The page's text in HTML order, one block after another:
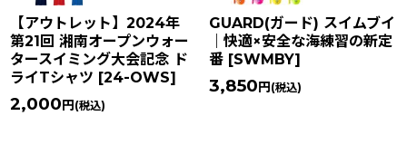
【アウトレット】2024年
第21回 湘南オープンウォー
タースイミング大会記念 ド
ライTシャツ [24-OWS]
2,000円(税込)
GUARD(ガード) スイムブイ
｜快適×安全な海練習の新定
番 [SWMBY]
3,850円(税込)